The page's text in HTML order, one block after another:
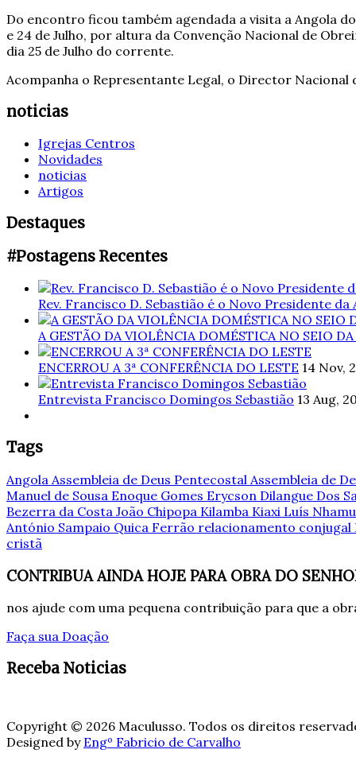
Do encontro ficou também agendada a visita a Angola
e 24 de Julho, por altura da Convenção Nacional de
dia 25 de Julho do corrente.
Acompanha o Representante Legal, o Director Nacional
noticias
Igrejas Centros
Novidades
noticias
Artigos
Destaques
#Postagens Recentes
Rev. Francisco D. Sebastião é o Novo Presidente da
A GESTÃO DA VIOLÊNCIA DOMÉSTICA NO SEIO
ENCERROU A 3ª CONFERÊNCIA DO LESTE 14 Nov,
Entrevista Francisco Domingos Sebastião 13 Aug,
Tags
Angola Assembleia de Deus Pentecostal Assembleia de
Manuel de Sousa Enoque Gomes Erycson Dilangue Dos
Bezerra da Costa João Chipopa Kilamba Kiaxi Luís
António Sampaio Quica Ferrão relacionamento conjugal
cristã
CONTRIBUA AINDA HOJE PARA OBRA DO
nos ajude com uma pequena contribuição para que a
Faça sua Doação
Receba Noticias
Copyright © 2026 Maculusso. Todos os direitos
Designed by Engº Fabricio de Carvalho